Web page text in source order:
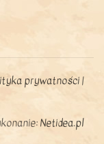
prywatności|
Netidea.pl